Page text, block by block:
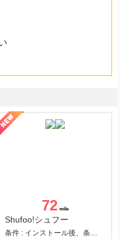
72
Shufoo!シュフー
条件 : インストール後、条件達成